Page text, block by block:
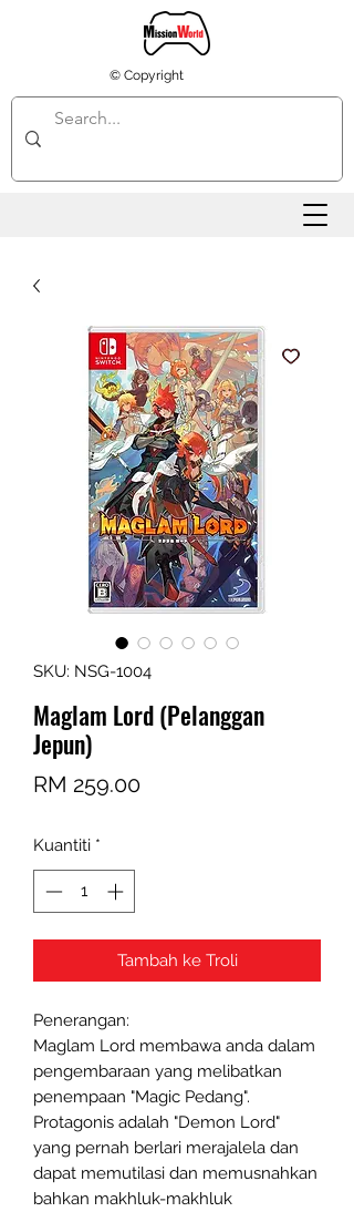
© Copyright
SKU: NSG-1004
Maglam Lord (Pelanggan
Jepun)
RM 259.00Harga
Kuantiti *
Tambah ke Troli
Penerangan:
Maglam Lord membawa anda dalam
pengembaraan yang melibatkan
penempaan "Magic Pedang".
Protagonis adalah "Demon Lord"
yang pernah berlari merajalela dan
dapat memutilasi dan memusnahkan
bahkan makhluk-makhluk